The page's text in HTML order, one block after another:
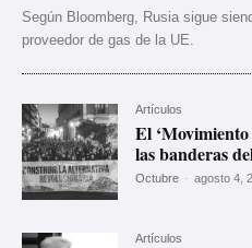
Según Bloomberg, Rusia sigue
proveedor de gas de la UE.
Artículos
El
las banderas
Octubre - agosto 4,
Artículos